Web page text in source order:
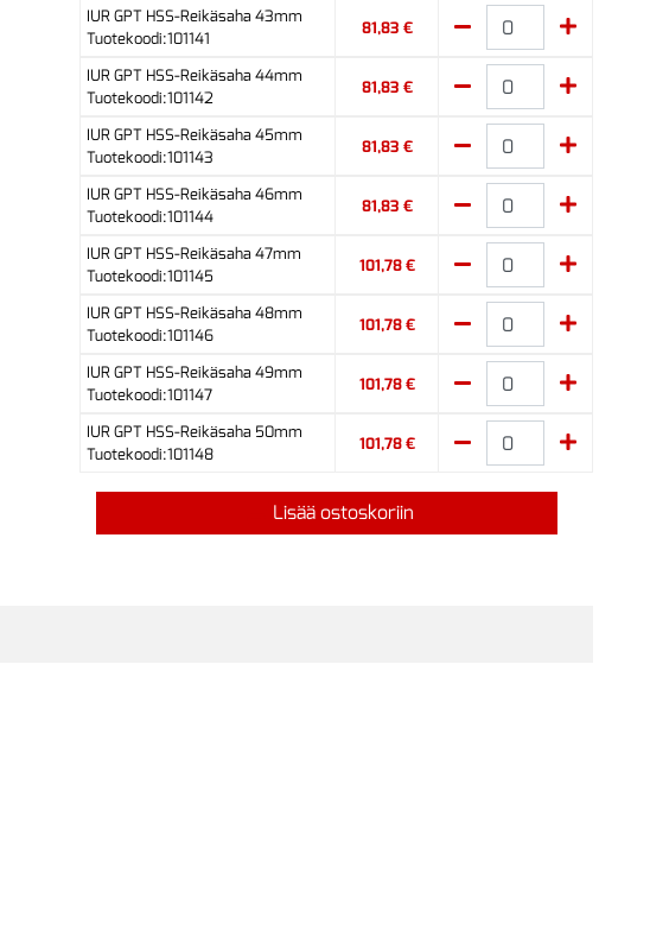
IUR GPT HSS-Reikäsaha 43mm
Tuotekoodi:101141
81,83 €
IUR GPT HSS-Reikäsaha 44mm
Tuotekoodi:101142
81,83 €
IUR GPT HSS-Reikäsaha 45mm
Tuotekoodi:101143
81,83 €
IUR GPT HSS-Reikäsaha 46mm
Tuotekoodi:101144
81,83 €
IUR GPT HSS-Reikäsaha 47mm
Tuotekoodi:101145
101,78 €
IUR GPT HSS-Reikäsaha 48mm
Tuotekoodi:101146
101,78 €
IUR GPT HSS-Reikäsaha 49mm
Tuotekoodi:101147
101,78 €
IUR GPT HSS-Reikäsaha 50mm
Tuotekoodi:101148
101,78 €
Lisää ostoskoriin